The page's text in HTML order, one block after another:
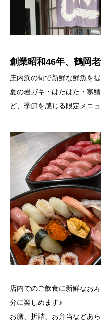
創業昭和46年、鶴岡
庄内浜の旬で新鮮な鮮魚を
夏の岩ガキ・はたはた・寒
ど、季節を感じる限定メニ
店内でのご飲食に新鮮なお
分に楽しめます♪
お膳、折詰、お弁当などあ